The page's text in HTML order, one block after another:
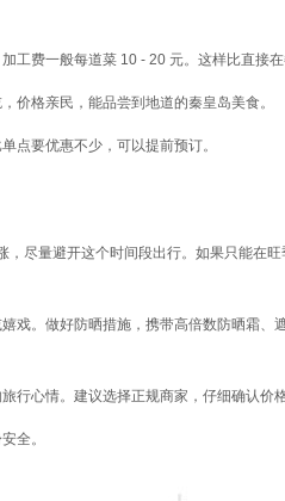
工费一般每道菜 10 - 20 元。这样比直接在
价格亲民，能品尝到地道的秦皇岛美食。
点要优惠不少，可以提前预订。
，尽量避开这个时间段出行。如果只能在
戏。做好防晒措施，携带高倍数防晒霜
行心情。建议选择正规商家，仔细确认价
全。